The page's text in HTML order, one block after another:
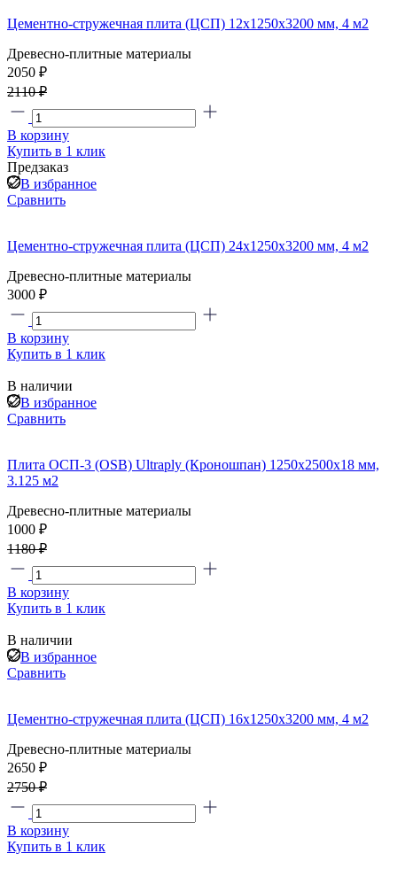
Цементно-стружечная плита (ЦСП) 12х1250х3200 мм, 4 м2
Древесно-плитные материалы
2050 ₽
2110 ₽
В корзину
Купить в 1 клик
Предзаказ
В избранное
Сравнить
Цементно-стружечная плита (ЦСП) 24x1250x3200 мм, 4 м2
Древесно-плитные материалы
3000 ₽
В корзину
Купить в 1 клик
В наличии
В избранное
Сравнить
Плита ОСП-3 (OSB) Ultraply (Кроношпан) 1250x2500x18 мм,
3.125 м2
Древесно-плитные материалы
1000 ₽
1180 ₽
В корзину
Купить в 1 клик
В наличии
В избранное
Сравнить
Цементно-стружечная плита (ЦСП) 16x1250x3200 мм, 4 м2
Древесно-плитные материалы
2650 ₽
2750 ₽
В корзину
Купить в 1 клик